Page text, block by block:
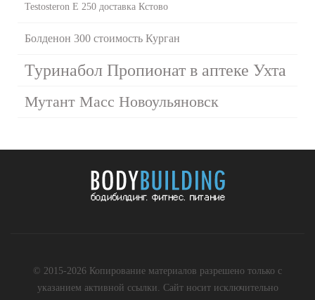
Testosteron E 250 доставка Кстово
Болденон 300 стоимость Курган
Туринабол Пропионат в аптеке Ухта
Мутант Масс Новоульяновск
© 2015-2026 Копирование материалов разрешено только с
указанием активной ссылки. Сайт носит исключительно